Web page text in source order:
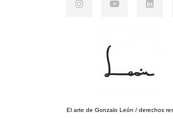
El arte de Gonzalo León / derechos